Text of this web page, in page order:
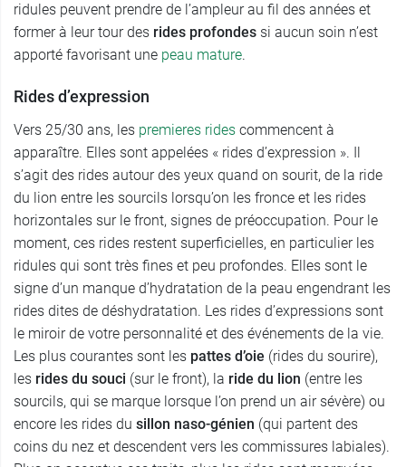
ridules peuvent prendre de l’ampleur au fil des années et
former à leur tour des rides profondes si aucun soin n’est
apporté favorisant une peau mature.
Rides d’expression
Vers 25/30 ans, les premieres rides commencent à
apparaître. Elles sont appelées « rides d’expression ». Il
s’agit des rides autour des yeux quand on sourit, de la ride
du lion entre les sourcils lorsqu’on les fronce et les rides
horizontales sur le front, signes de préoccupation. Pour le
moment, ces rides restent superficielles, en particulier les
ridules qui sont très fines et peu profondes. Elles sont le
signe d’un manque d’hydratation de la peau engendrant les
rides dites de déshydratation. Les rides d’expressions sont
le miroir de votre personnalité et des événements de la vie.
Les plus courantes sont les pattes d’oie (rides du sourire),
les rides du souci (sur le front), la ride du lion (entre les
sourcils, qui se marque lorsque l’on prend un air sévère) ou
encore les rides du sillon naso-génien (qui partent des
coins du nez et descendent vers les commissures labiales).